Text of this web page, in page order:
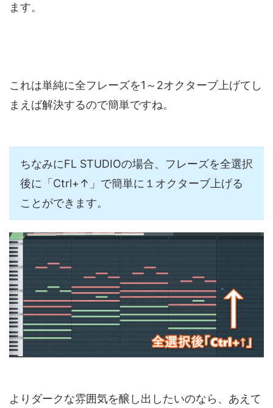
ます。
これは単純に全フレーズを1～2オクターブ上げてし
まえば解決するので簡単ですね。
ちなみにFL STUDIOの場合、フレーズを全選択
後に「Ctrl+↑」で簡単に１オクターブ上げる
ことができます。
よりダークな雰囲気を醸し出したいのなら、あえて